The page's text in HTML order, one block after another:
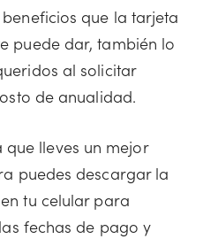
que la tarjeta
puede dar, también lo
al solicitar
de anualidad.
que lleves un mejor
puedes descargar la
tu celular para
fechas de pago y